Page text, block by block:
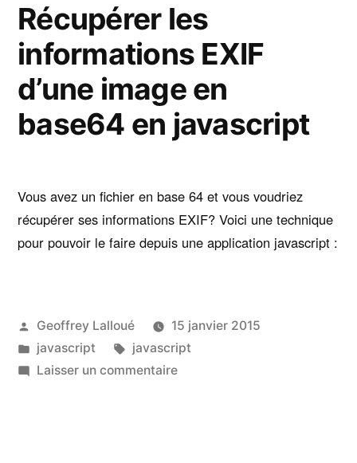
Récupérer les
informations EXIF
d’une image en
base64 en javascript
Vous avez un fichier en base 64 et vous voudriez
récupérer ses informations EXIF? Voici une technique
pour pouvoir le faire depuis une application javascript :
Publié
par
Geoffrey Lalloué
15 janvier 2015
Publié
dans
javascript Étiquettes :
javascript
Laisser un commentairesur